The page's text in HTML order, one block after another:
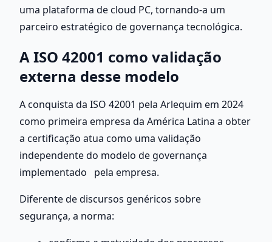
uma plataforma de cloud PC, tornando-a um
parceiro estratégico de governança tecnológica.
A ISO 42001 como validação
externa desse modelo
A conquista da ISO 42001 pela Arlequim em 2024
como primeira empresa da América Latina a obter
a certificação atua como uma validação
independente do modelo de governança
implementado   pela empresa.
Diferente de discursos genéricos sobre
segurança, a norma: